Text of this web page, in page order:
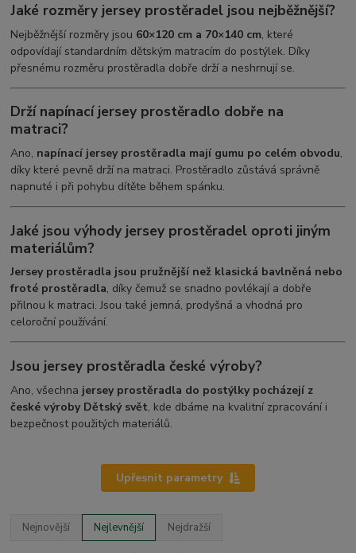
Jaké rozměry jersey prostěradel jsou nejběžnější?
Nejběžnější rozměry jsou 60×120 cm a 70×140 cm, které
odpovídají standardním dětským matracím do postýlek. Díky
přesnému rozměru prostěradla dobře drží a neshrnují se.
Drží napínací jersey prostěradlo dobře na
matraci?
Ano, napínací jersey prostěradla mají gumu po celém obvodu,
díky které pevně drží na matraci. Prostěradlo zůstává správně
napnuté i při pohybu dítěte během spánku.
Jaké jsou výhody jersey prostěradel oproti jiným
materiálům?
Jersey prostěradla jsou pružnější než klasická bavlněná nebo
froté prostěradla, díky čemuž se snadno povlékají a dobře
přilnou k matraci. Jsou také jemná, prodyšná a vhodná pro
celoroční používání.
Jsou jersey prostěradla české výroby?
Ano, všechna jersey prostěradla do postýlky pocházejí z
české výroby Dětský svět, kde dbáme na kvalitní zpracování i
bezpečnost použitých materiálů.
Upřesnit parametry
Nejnovější Nejlevnější Nejdražší